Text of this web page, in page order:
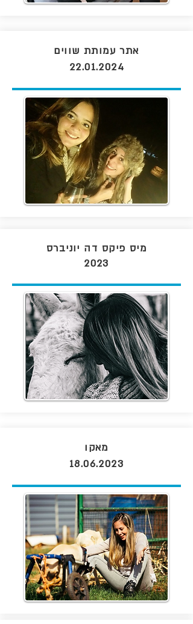
אתר עמותת שווים
22.01.2024
מיס פיקס דה יוניברס
2023
מאקו
18.06.2023